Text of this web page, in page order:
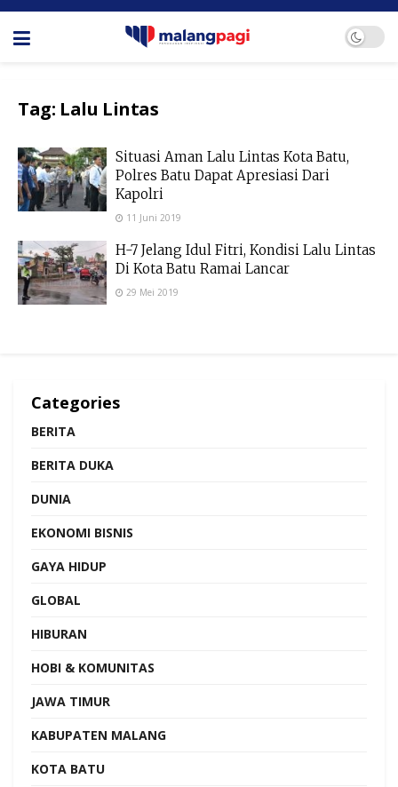
Tag: Lalu Lintas
Situasi Aman Lalu Lintas Kota Batu,
Polres Batu Dapat Apresiasi Dari
Kapolri
11 Juni 2019
H-7 Jelang Idul Fitri, Kondisi Lalu Lintas
Di Kota Batu Ramai Lancar
29 Mei 2019
Categories
BERITA
BERITA DUKA
DUNIA
EKONOMI BISNIS
GAYA HIDUP
GLOBAL
HIBURAN
HOBI & KOMUNITAS
JAWA TIMUR
KABUPATEN MALANG
KOTA BATU